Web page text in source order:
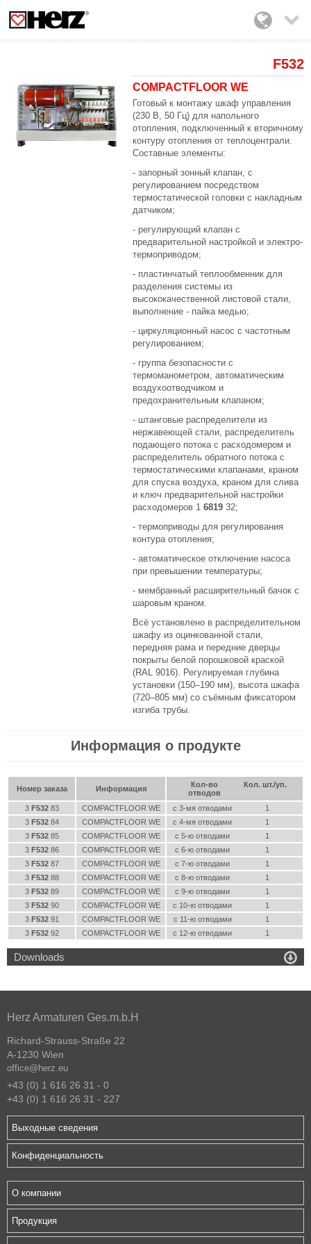

F532
COMPACTFLOOR WE
Готовый к монтажу шкаф управления
(230 В, 50 Гц) для напольного
отопления, подключенный к вторичному
контуру отопления от теплоцентрали.
Составные элементы:
- запорный зонный клапан, с
регулированием посредством
термостатической головки с накладным
датчиком;
- регулирующий клапан с
предварительной настройкой и электро-
термоприводом;
- пластинчатый теплообменник для
разделения системы из
высококачественной листовой стали,
выполнение - пайка медью;
- циркуляционный насос с частотным
регулированием;
- группа безопасности с
термоманометром, автоматическим
воздухоотводчиком и
предохранительным клапаном;
- штанговые распределители из
нержавеющей стали, распределитель
подающего потока с расходомером и
распределитель обратного потока с
термостатическими клапанами, краном
для спуска воздуха, краном для слива
и ключ предварительной настройки
расходомеров 16819 32;
- термоприводы для регулирования
контура отопления;
- автоматическое отключение насоса
при превышении температуры;
- мембранный расширительный бачок с
шаровым краном.
Всё установлено в распределительном
шкафу из оцинкованной стали,
передняя рама и передние дверцы
покрыты белой порошковой краской
(RAL 9016). Регулируемая глубина
установки (150–190 мм), высота шкафа
(720–805 мм) со съёмным фиксатором
изгиба трубы.
Информация о продукте
Номер заказа Информация
Кол-во
отводов
Кол. шт./уп.
3 F53283 COMPACTFLOOR WE с 3-мя отводами
1
3 F53284 COMPACTFLOOR WE с 4-мя отводами
1
3 F53285 COMPACTFLOOR WE с 5-ю отводами
1
3 F53286 COMPACTFLOOR WE с 6-ю отводами
1
3 F53287 COMPACTFLOOR WE с 7-ю отводами
1
3 F53288 COMPACTFLOOR WE с 8-ю отводами
1
3 F53289 COMPACTFLOOR WE с 9-ю отводами
1
3 F53290 COMPACTFLOOR WE с 10-ю отводами
1
3 F53291 COMPACTFLOOR WE с 11-ю отводами
1
3 F53292 COMPACTFLOOR WE с 12-ю отводами 1
Downloads 
Herz Armaturen Ges.m.b.H
Richard-Strauss-Straße 22
A-1230 Wien
office@herz.eu
+43 (0) 1 616 26 31 - 0
+43 (0) 1 616 26 31 - 227
Выходные сведения
Конфиденциальность
О компании
Продукция